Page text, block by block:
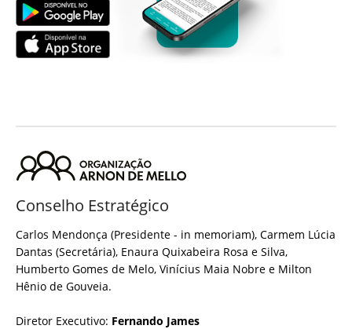
Conselho Estratégico
Carlos Mendonça (Presidente - in memoriam), Carmem Lúcia
Dantas (Secretária), Enaura Quixabeira Rosa e Silva,
Humberto Gomes de Melo, Vinícius Maia Nobre e Milton
Hênio de Gouveia.
Diretor Executivo: Fernando James